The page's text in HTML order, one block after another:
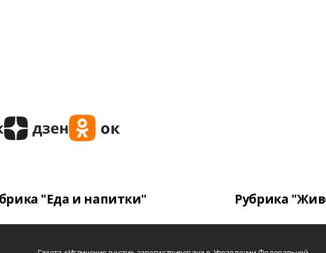
"Еда и напитки" Рубрика